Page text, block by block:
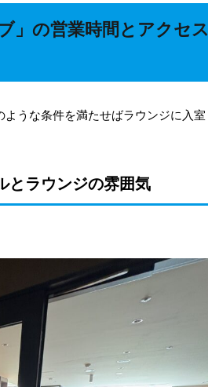
」の営業時間とアクセス
うな条件を満たせばラウンジに入室
とラウンジの雰囲気